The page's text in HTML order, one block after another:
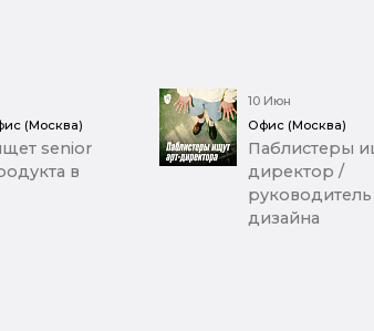
(Москва)
senior
в
10 Июн
Офис (Москва)
Паблистеры
директор /
дизайна